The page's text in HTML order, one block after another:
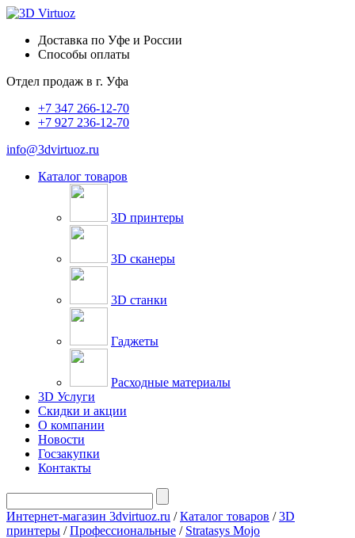
Доставка по Уфе и России
Способы оплаты
Отдел продаж в г. Уфа
+7 347 266-12-70
+7 927 236-12-70
info@3dvirtuoz.ru
Каталог товаров
3D принтеры
3D сканеры
3D станки
Гаджеты
Расходные материалы
3D Услуги
Скидки и акции
О компании
Новости
Госзакупки
Контакты
Интернет-магазин 3dvirtuoz.ru /Каталог товаров /3D
принтеры /Профессиональные / Stratasys Mojo